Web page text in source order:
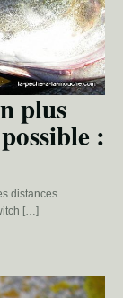
plus
:
distances
[…]